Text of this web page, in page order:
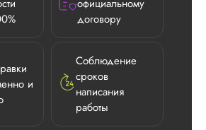
официальному
договору
и
Соблюдение
сроков
написания
работы